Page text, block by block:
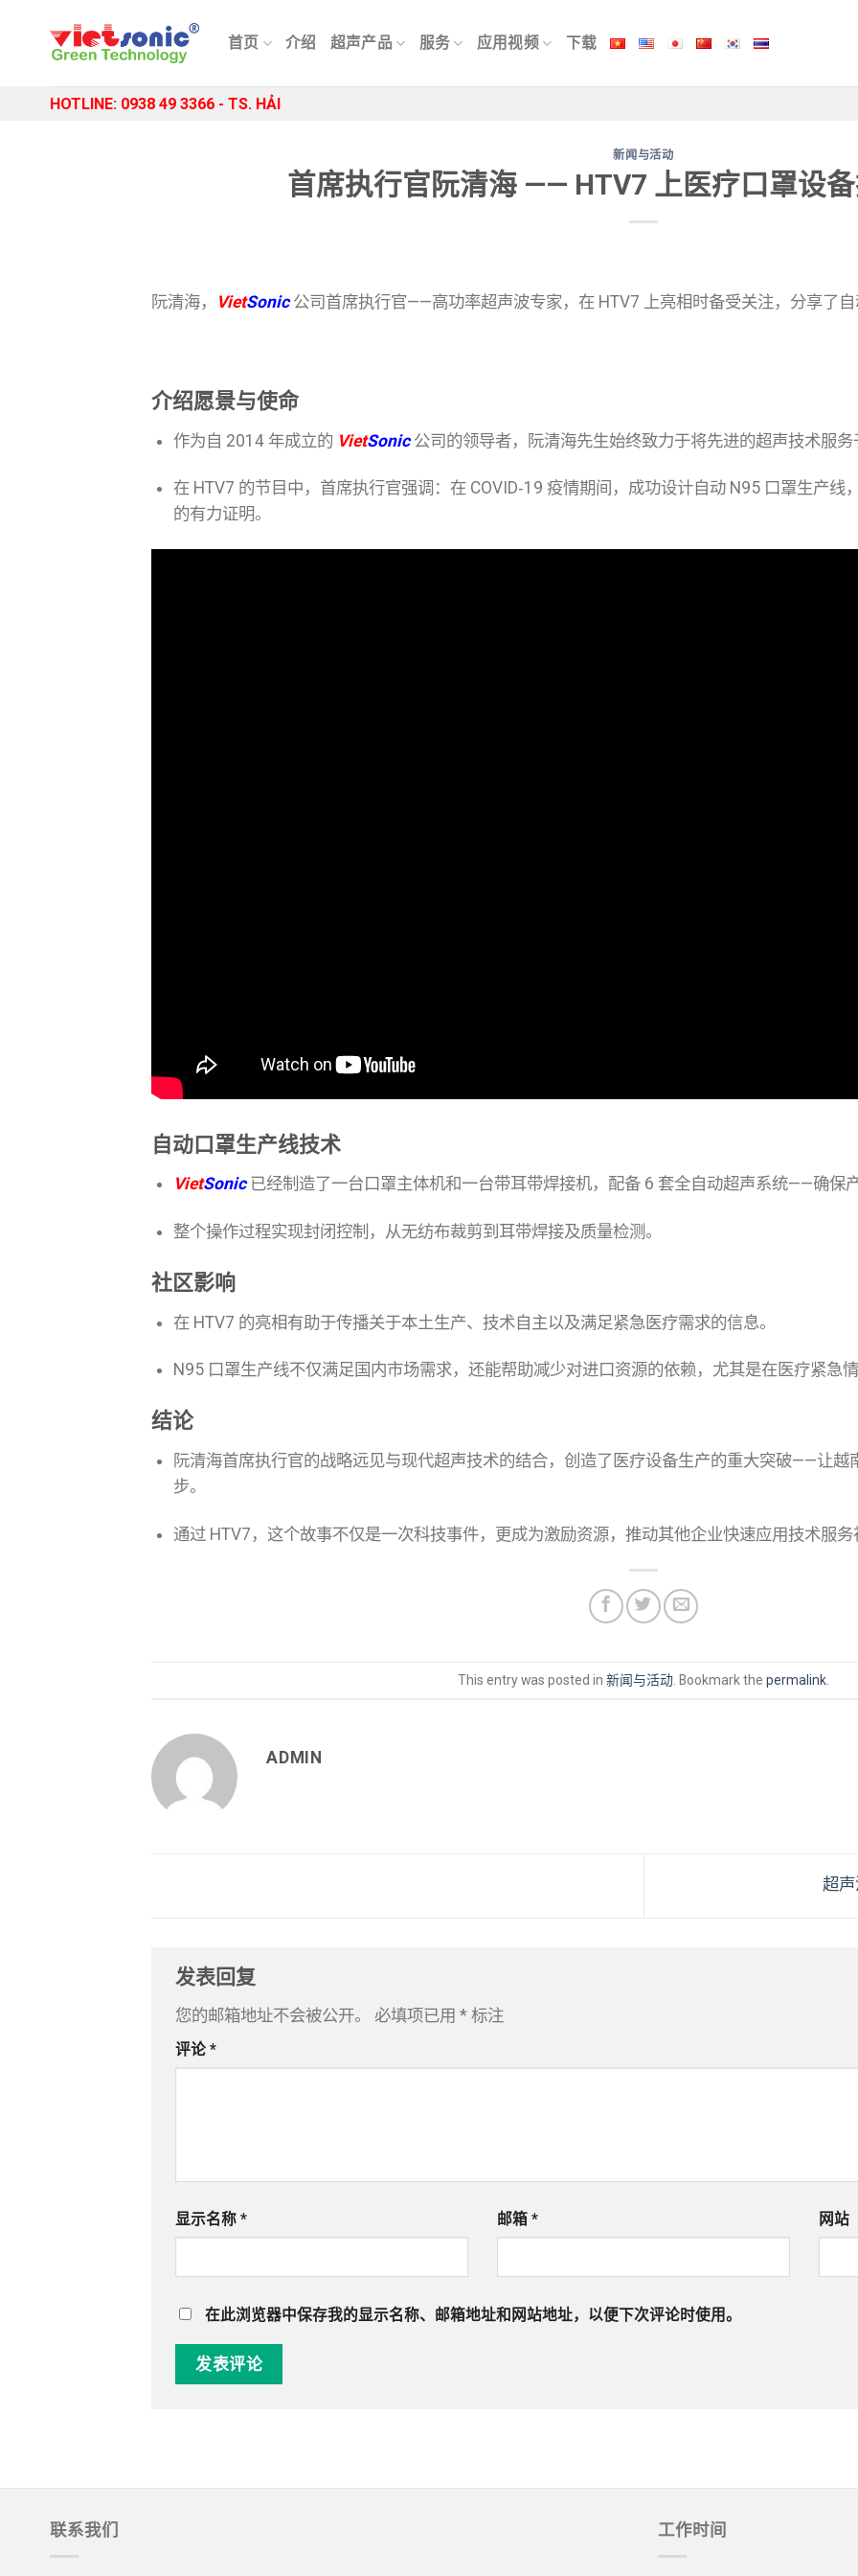
content
首页 介绍 超声产品 服务 应用视频 下载
HOTLINE: 0938 49 3366 - TS. HẢI
新闻与活动
首席执行官阮清海 —— HTV7 上医疗口罩设
阮清海， VietSonic公司首席执行官——高功率超声波专家，在 HTV7 上亮相时备受关注，分享了自
介绍愿景与使命
作为自 2014 年成立的 VietSonic公司的领导者，阮清海先生始终致力于将先进的超声技术服务
在 HTV7 的节目中，首席执行官强调：在 COVID‑19 疫情期间，成功设计自动 N95 口罩生产线
的有力证明。
自动口罩生产线技术
VietSonic已经制造了一台口罩主体机和一台带耳带焊接机，配备 6 套全自动超声系统——确保产
整个操作过程实现封闭控制，从无纺布裁剪到耳带焊接及质量检测。
社区影响
在 HTV7 的亮相有助于传播关于本土生产、技术自主以及满足紧急医疗需求的信息。
N95 口罩生产线不仅满足国内市场需求，还能帮助减少对进口资源的依赖，尤其是在医疗紧急情
结论
阮清海首席执行官的战略远见与现代超声技术的结合，创造了医疗设备生产的重大突破——让越
步。
通过 HTV7，这个故事不仅是一次科技事件，更成为激励资源，推动其他企业快速应用技术服务
This entry was posted in 新闻与活动. Bookmark the permalink.
ADMIN
超
发表回复
您的邮箱地址不会被公开。 必填项已用 *标注
评论 *
显示名称 * 邮箱 * 网站
在此浏览器中保存我的显示名称、邮箱地址和网站地址，以便下次评论时使用。
联系我们 工作时间